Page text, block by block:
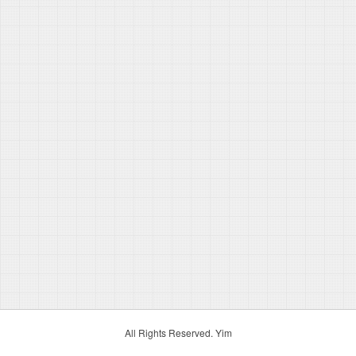
All Rights Reserved. Yim